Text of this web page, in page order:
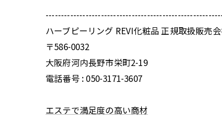
ハーブピーリング REVI化粧品 正規取扱販売
〒586-0032
大阪府河内長野市栄町2-19
電話番号 : 050-3171-3607
エステで満足度の高い商材